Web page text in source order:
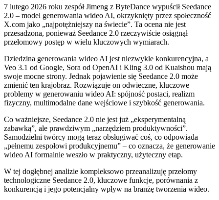
7 lutego 2026 roku zespół Jimeng z ByteDance wypuścił Seedance
2.0 – model generowania wideo AI, okrzyknięty przez społeczność
X.com jako „najpotężniejszy na świecie”. Ta ocena nie jest
przesadzona, ponieważ Seedance 2.0 rzeczywiście osiągnął
przełomowy postęp w wielu kluczowych wymiarach.
Dziedzina generowania wideo AI jest niezwykle konkurencyjna, a
Veo 3.1 od Google, Sora od OpenAI i Kling 3.0 od Kuaishou mają
swoje mocne strony. Jednak pojawienie się Seedance 2.0 może
zmienić ten krajobraz. Rozwiązuje on odwieczne, kluczowe
problemy w generowaniu wideo AI: spójność postaci, realizm
fizyczny, multimodalne dane wejściowe i szybkość generowania.
Co ważniejsze, Seedance 2.0 nie jest już „eksperymentalną
zabawką”, ale prawdziwym „narzędziem produktywności”.
Samodzielni twórcy mogą teraz obsługiwać coś, co odpowiada
„pełnemu zespołowi produkcyjnemu” – co oznacza, że generowanie
wideo AI formalnie weszło w praktyczny, użyteczny etap.
W tej dogłębnej analizie kompleksowo przeanalizuję przełomy
technologiczne Seedance 2.0, kluczowe funkcje, porównania z
konkurencją i jego potencjalny wpływ na branżę tworzenia wideo.